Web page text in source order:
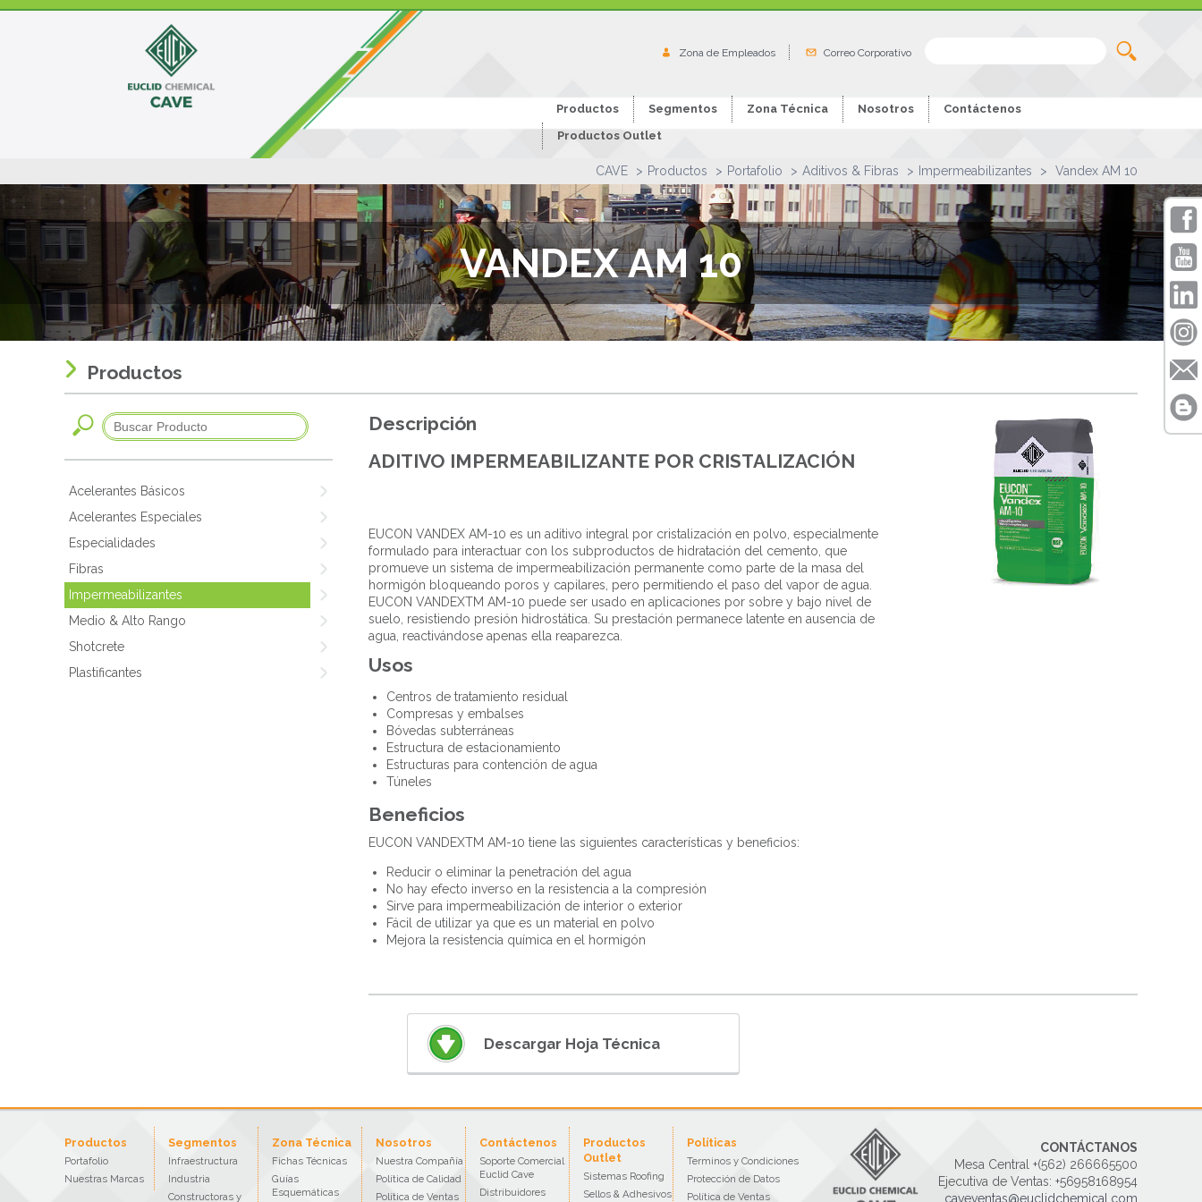
Zona de Empleados Correo Corporativo
Productos Segmentos Zona Técnica Nosotros
Contáctenos
Productos Outlet
CAVE Productos Portafolio Aditivos & Fibras Impermeabilizantes Vandex AM 10
VANDEX AM 10
Productos
Acelerantes Básicos
Acelerantes Especiales
Especialidades
Fibras
Impermeabilizantes
Medio & Alto Rango
Shotcrete
Plastificantes
Descripción
ADITIVO IMPERMEABILIZANTE POR CRISTALIZACIÓN
EUCON VANDEX AM-10 es un aditivo integral por cristalización en polvo, especialmente
formulado para interactuar con los subproductos de hidratación del cemento, que
promueve un sistema de impermeabilización permanente como parte de la masa del
hormigón bloqueando poros y capilares, pero permitiendo el paso del vapor de agua.
EUCON VANDEXTM AM-10 puede ser usado en aplicaciones por sobre y bajo nivel de
suelo, resistiendo presión hidrostática. Su prestación permanece latente en ausencia de
agua, reactivándose apenas ella reaparezca.
Usos
Centros de tratamiento residual
Compresas y embalses
Bóvedas subterráneas
Estructura de estacionamiento
Estructuras para contención de agua
Túneles
Beneficios
EUCON VANDEXTM AM-10 tiene las siguientes características y beneficios:
Reducir o eliminar la penetración del agua
No hay efecto inverso en la resistencia a la compresión
Sirve para impermeabilización de interior o exterior
Fácil de utilizar ya que es un material en polvo
Mejora la resistencia química en el hormigón
Descargar Hoja Técnica
CONTÁCTANOS
Mesa Central +(562) 266665500
Ejecutiva de Ventas: +56958168954
caveventas@euclidchemical.com
Productos
Portafolio
Nuestras Marcas
Segmentos
Infraestructura
Industria
Constructoras y
Zona Técnica
Fichas Técnicas
Guías
Esquemáticas
Nosotros
Nuestra Compañía
Política de Calidad
Política de Ventas
Contáctenos
Soporte Comercial
Euclid Cave
Distribuidores
Productos
Outlet
Sistemas Roofing
Sellos & Adhesivos
Políticas
Terminos y Condiciones
Protección de Datos
Política de Ventas